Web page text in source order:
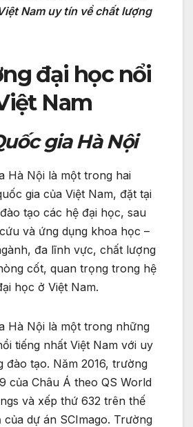
Nam uy tín về chất lượng
đại học nổi
Nam
gia Hà Nội
Hà Nội là một trong hai
gia của Việt Nam, đặt tại
tạo các hệ đại học, sau
và ứng dụng khoa học –
đa lĩnh vực, chất lượng
cốt, quan trọng trong hệ
học ở Việt Nam.
Hà Nội là một trong những
tiếng nhất Việt Nam với uy
đào tạo. Năm 2016, trường
của Châu Á theo QS World
và xếp thứ 632 trên thế
của dự án SCImago. Trường